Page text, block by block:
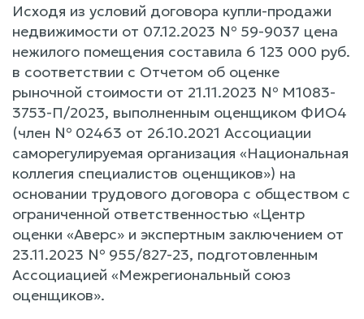
Исходя из условий договора купли-продажи
недвижимости от 07.12.2023 № 59-9037 цена
нежилого помещения составила 6 123 000 руб.
в соответствии с Отчетом об оценке
рыночной стоимости от 21.11.2023 № М1083-
3753-П/2023, выполненным оценщиком ФИО4
(член № 02463 от 26.10.2021 Ассоциации
саморегулируемая организация «Национальная
коллегия специалистов оценщиков») на
основании трудового договора с обществом с
ограниченной ответственностью «Центр
оценки «Аверс» и экспертным заключением от
23.11.2023 № 955/827-23, подготовленным
Ассоциацией «Межрегиональный союз
оценщиков».